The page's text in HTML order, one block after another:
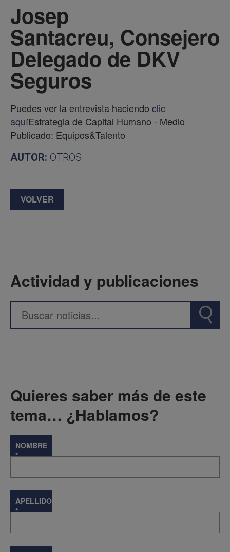
Josep
Santacreu, Consejero
Delegado de DKV
Seguros
Puedes ver la entrevista haciendo clic
aquíEstrategia de Capital Humano - Medio
Publicado: Equipos&Talento
AUTOR: OTROS
VOLVER
Actividad y publicaciones
Quieres saber más de este
tema… ¿Hablamos?
NOMBRE
*
APELLIDOS
*